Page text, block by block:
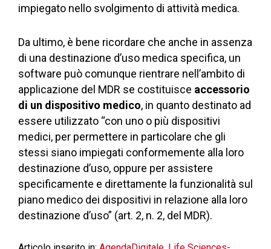
impiegato nello svolgimento di attività medica.
Da ultimo, è bene ricordare che anche in assenza
di una destinazione d’uso medica specifica, un
software può comunque rientrare nell’ambito di
applicazione del MDR se costituisce accessorio
di un dispositivo medico, in quanto destinato ad
essere utilizzato “con uno o più dispositivi
medici, per permettere in particolare che gli
stessi siano impiegati conformemente alla loro
destinazione d’uso, oppure per assistere
specificamente e direttamente la funzionalità sul
piano medico dei dispositivi in relazione alla loro
destinazione d’uso” (art. 2, n. 2, del MDR).